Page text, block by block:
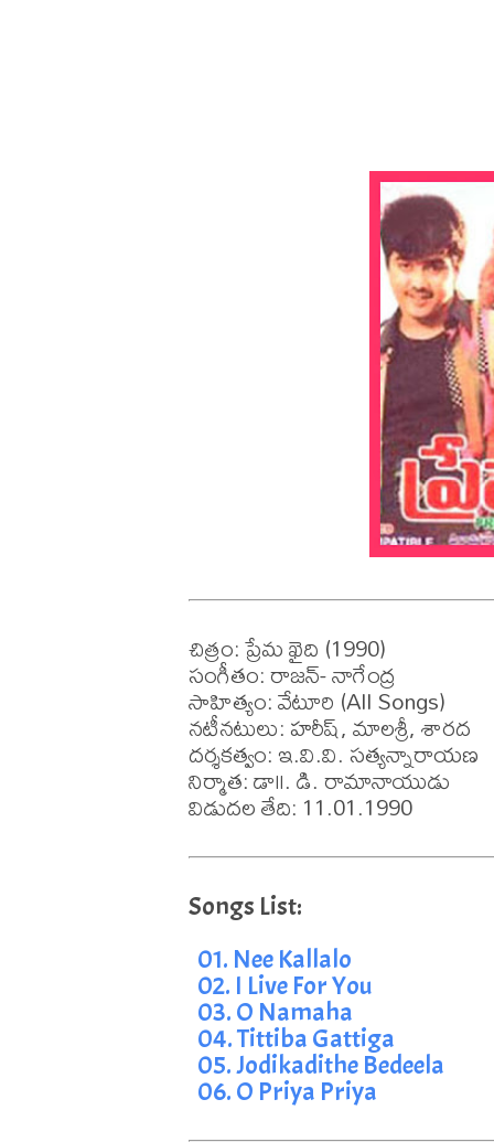
చిత్రం: ప్రేమ ఖైది (1990)
సంగీతం: రాజన్- నాగేంద్ర
సాహిత్యం: వేటూరి (All Songs)
నటీనటులు: హరీష్, మాలశ్రీ, శారద
దర్శకత్వం: ఇ.వి.వి. సత్యన్నారాయణ
నిర్మాత: డా౹౹. డి. రామానాయుడు
విడుదల తేది: 11.01.1990
01. Nee Kallalo
02. I Live For You
03. O Namaha
04. Tittiba Gattiga
05. Jodikadithe Bedeela
06. O Priya Priya